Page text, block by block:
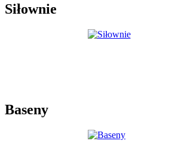
Siłownie
Baseny